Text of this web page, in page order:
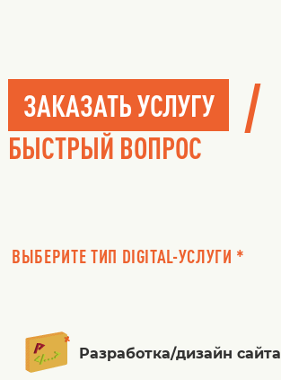
ЗАКАЗАТЬ УСЛУГУ /
БЫСТРЫЙ ВОПРОС
ВЫБЕРИТЕ ТИП DIGITAL-УСЛУГИ *
Разработка/дизайн сайта